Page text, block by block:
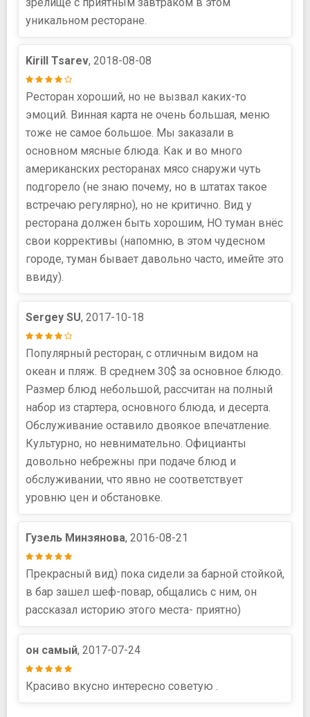
уникальном ресторане.
Kirill Tsarev, 2018-08-08
Ресторан хороший, но не вызвал каких-то
эмоций. Винная карта не очень большая, меню
тоже не самое большое. Мы заказали в
основном мясные блюда. Как и во много
американских ресторанах мясо снаружи чуть
подгорело (не знаю почему, но в штатах такое
встречаю регулярно), но не критично. Вид у
ресторана должен быть хорошим, НО туман внёс
свои коррективы (напомню, в этом чудесном
городе, туман бывает давольно часто, имейте это
ввиду).
Sergey SU, 2017-10-18
Популярный ресторан, с отличным видом на
океан и пляж. В среднем 30$ за основное блюдо.
Размер блюд небольшой, рассчитан на полный
набор из стартера, основного блюда, и десерта.
Обслуживание оставило двоякое впечатление.
Культурно, но невнимательно. Официанты
довольно небрежны при подаче блюд и
обслуживании, что явно не соответствует
уровню цен и обстановке.
Гузель Минзянова, 2016-08-21
Прекрасный вид) пока сидели за барной стойкой,
в бар зашел шеф-повар, общались с ним, он
рассказал историю этого места- приятно)
он самый, 2017-07-24
Красиво вкусно интересно советую .